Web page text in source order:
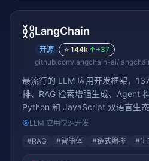
⛓️LangChain
开源 ⭐ 144k ↑+37
github.com/langchain-ai/
最流行的 LLM 应用开发框架，
排、RAG 检索增强生成、Agent
Python 和 JavaScript 双语言生
础设施
🎯LLM 应用快速开发
#RAG #智能体 #链式编排 #